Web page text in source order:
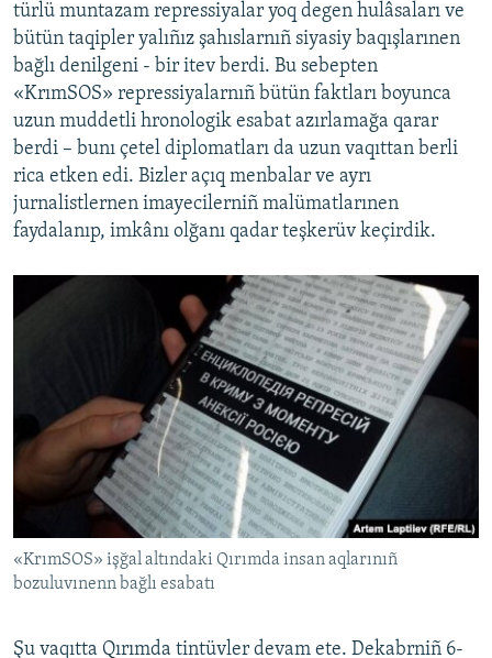
türlü muntazam repressiyalar yoq degen hulâsaları ve
bütün taqipler yalıñız şahıslarnıñ siyasiy baqışlarınen
bağlı denilgeni - bir itev berdi. Bu sebepten
«KrımSOS» repressiyalarnıñ bütün faktları boyunca
uzun muddetli hronologik esabat azırlamağa qarar
berdi – bunı çetel diplomatları da uzun vaqıttan berli
rica etken edi. Bizler açıq menbalar ve ayrı
jurnalistlernen imayecilerniñ malümatlarınen
faydalanıp, imkânı olğanı qadar teşkerüv keçirdik.
«KrımSOS» işğal altındaki Qırımda insan aqlarınıñ
bozuluvınenn bağlı esabatı
Şu vaqıtta Qırımda tintüvler devam ete. Dekabrniñ 6-